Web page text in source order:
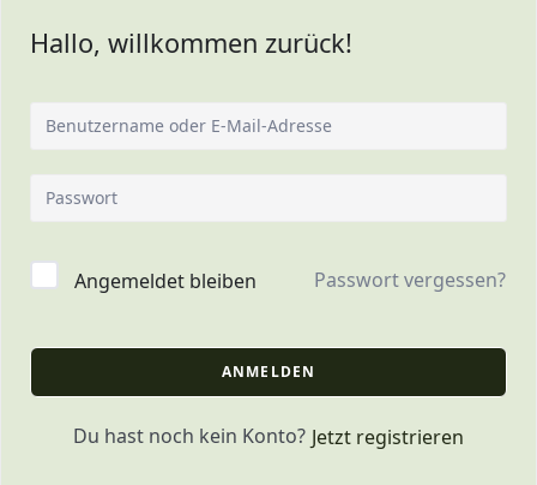
Hallo, willkommen zurück!
Angemeldet bleiben Passwort vergessen?
ANMELDEN
Du hast noch kein Konto? Jetzt registrieren